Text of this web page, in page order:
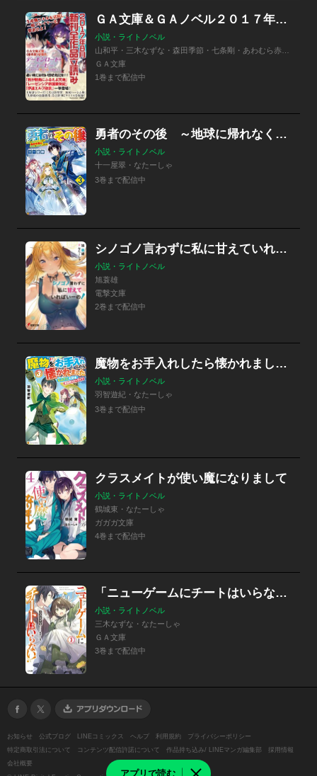
アプリで読む
ＧＡ文庫＆ＧＡノベル２０１７年８月の新刊 全作品立読み（合本版）
小説・ライトノベル
ＧＡ文庫
1巻まで配信中
勇者のその後 ～地球に帰れなくなったので自分の為に異世界を住み良くしました～
小説・ライトノベル
十一屋翠・なたーしゃ
3巻まで配信中
シノゴノ言わずに私に甘えていればいーの！
小説・ライトノベル
旭蓑雄
電撃文庫
2巻まで配信中
魔物をお手入れしたら懐かれました もふプニ大好き異世界スローライフ
小説・ライトノベル
羽智遊紀・なたーしゃ
3巻まで配信中
クラスメイトが使い魔になりまして
小説・ライトノベル
鶴城東・なたーしゃ
ガガガ文庫
4巻まで配信中
「ニューゲームにチートはいらない！」シリーズ
小説・ライトノベル
三木なずな・なたーしゃ
ＧＡ文庫
3巻まで配信中
お知らせ 公式ブログ LINEコミックス ヘルプ 利用規約
プライバシーポリシー
特定商取引法について
コンテンツ配信許諾について 作品持ち込み/ LINEマンガ編集部
採用情報
会社概要